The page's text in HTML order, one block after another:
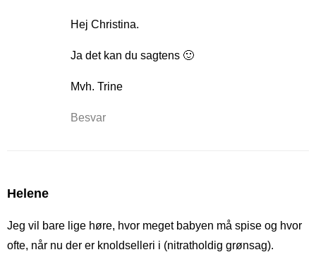
Hej Christina.
Ja det kan du sagtens 🙂
Mvh. Trine
Besvar
Helene
Jeg vil bare lige høre, hvor meget babyen må spise og hvor
ofte, når nu der er knoldselleri i (nitratholdig grønsag).